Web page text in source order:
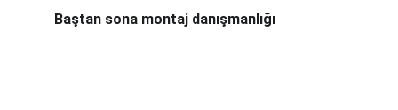
Baştan sona montaj danışmanlığı